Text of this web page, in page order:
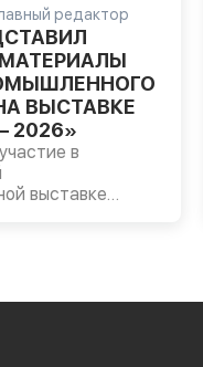
редактор
ВЫСТАВКЕ
2026»
в
выставке
техники и